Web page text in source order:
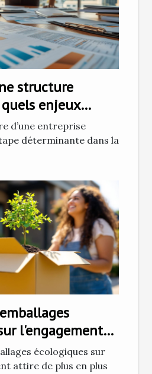
structure
enjeux
d’une entreprise
déterminante dans la
l'engagement
écologiques sur
attire de plus en plus